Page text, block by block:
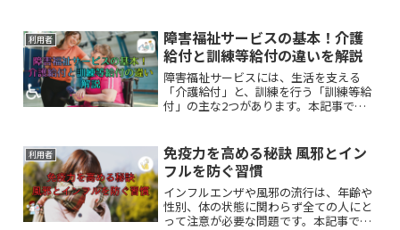
利用者
障害福祉サービスの基本！介護
給付と訓練等給付の違いを解説
障害福祉サービスには、生活を支える
「介護給付」と、訓練を行う「訓練等給
付」の主な2つがあります。本記事で
すく解説します。
利用者
免疫力を高める秘訣 風邪とイン
フルを防ぐ習慣
インフルエンザや風邪の流行は、年齢や
性別、体の状態に関わらず全ての人にと
って注意が必要な問題です。本記事で